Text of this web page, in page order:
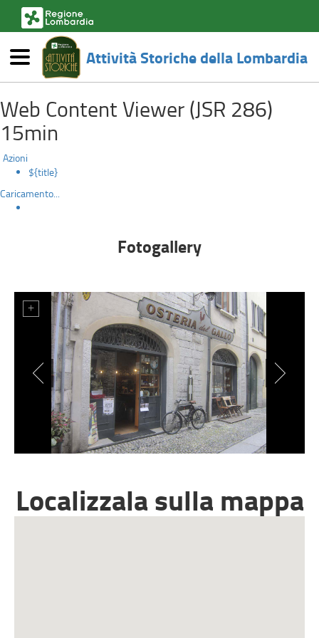
al
contenuto
principale
6112-
osteria-
del-
gallo
esterno,
apre
una
finestra)
Menù
Attività Storiche della Lombardia
Web Content Viewer (JSR 286)
15min
Azioni
${title}
Caricamento...
Fotogallery
Localizzala sulla mappa